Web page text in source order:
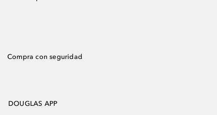
Compra con seguridad
DOUGLAS APP